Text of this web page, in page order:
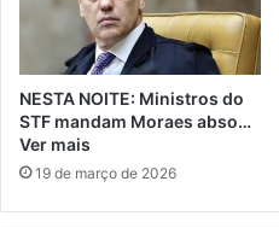
NESTA NOITE: Ministros do
STF mandam Moraes abso…
Ver mais
19 de março de 2026